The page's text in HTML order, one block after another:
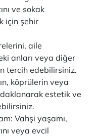
ve sokak
için şehir
aile
anları veya diğer
tercih edebilirsiniz.
köprülerin veya
estetik ve
Vahşi yaşamı,
veya evcil